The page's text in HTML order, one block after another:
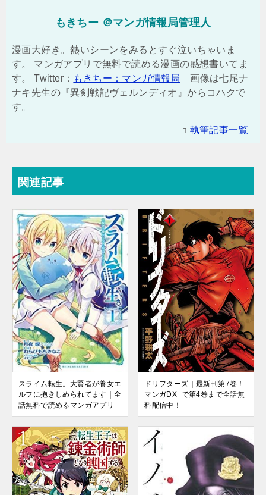
もきちー ＠マンガ情報局管理人
漫画大好き。熱いシーンをみるとすぐ泣いちゃいま
す。 マンガアプリで無料で読める漫画の感想書いてま
す。 Twitter： もきちー：マンガ情報局
画像は七尾ナ
ナキ先生の『異剣戦記ヴェルンディオ』からコハクで
す。
執筆記事一覧
関連記事
スライム転生。大賢者が養女エ
ルフに抱きしめられてます｜全
話無料で読めるマンガアプリ
ドリフターズ｜最新刊第7巻！
マンガDX+で第4巻まで全話無
料配信中！